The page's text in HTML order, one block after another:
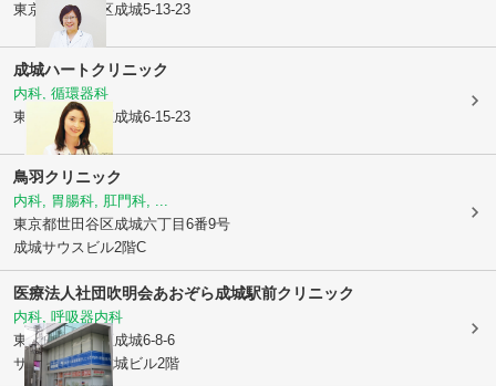
東京都世田谷区成城5-13-23
成城ハートクリニック
内科, 循環器科
東京都世田谷区 成城6-15-23
鳥羽クリニック
内科, 胃腸科, 肛門科, ...
東京都世田谷区成城六丁目6番9号
成城サウスビル2階C
医療法人社団吹明会あおぞら成城駅前クリニック
内科, 呼吸器内科
東京都世田谷区 成城6-8-6
サラブライト成城ビル2階